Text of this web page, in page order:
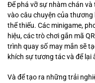
Để phá vỡ sự nhàm chán
vào câu chuyện của
thể thiếu. Các minigame,
hiệu, các trò chơi gắn mã
trình quay số may mắn sẽ
khích sự tương tác và để lại
Và để tạo ra những trải